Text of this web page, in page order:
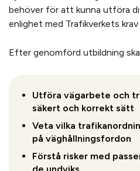
behöver för att kunna utföra
enlighet med Trafikverkets
Efter genomförd utbildning ska
Utföra vägarbete och
säkert och korrekt sätt
Veta vilka
på väghållningsfordon
Förstå risker med